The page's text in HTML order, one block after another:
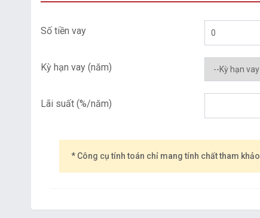
Số tiền vay
Kỳ hạn vay (năm)
Lãi suất (%/năm)
* Công cụ tính toán chỉ mang tính chất tham khảo